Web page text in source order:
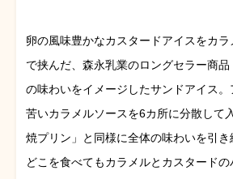
卵の風味豊かなカスタードアイスをカ
で挟んだ、森永乳業のロングセラー商品
の味わいをイメージしたサンドアイス。
苦いカラメルソースを6カ所に分散して
焼プリン」と同様に全体の味わいを引き
どこを食べてもカラメルとカスタード